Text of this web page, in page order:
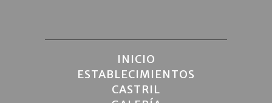
INICIO
ESTABLECIMIENTOS
CASTRIL